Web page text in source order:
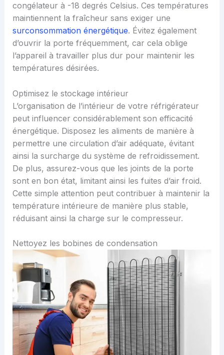
congélateur à -18 degrés Celsius. Ces températures
maintiennent la fraîcheur sans exiger une
surconsommation énergétique. Évitez également
d’ouvrir la porte fréquemment, car cela oblige
l’appareil à travailler plus dur pour maintenir les
températures désirées.
Optimisez le stockage intérieur
L’organisation de l’intérieur de votre réfrigérateur
peut influencer considérablement son efficacité
énergétique. Disposez les aliments de manière à
permettre une circulation d’air adéquate, évitant
ainsi la surcharge du système de refroidissement.
De plus, assurez-vous que les joints de la porte
sont en bon état, limitant ainsi les fuites d’air froid.
Cette simple attention peut contribuer à maintenir la
température intérieure de manière plus stable,
réduisant ainsi la charge sur le compresseur.
Nettoyez les bobines de condensation